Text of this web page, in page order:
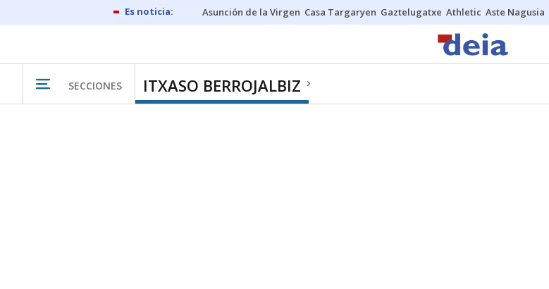
Asunción de la Virgen Casa Targaryen Gaztelugatxe Athletic Aste Nagusia
SECCIONES ITXASO BERROJALBIZ